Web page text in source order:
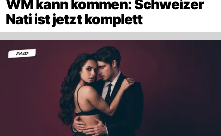
WM kann kommen: Schweizer
Nati ist jetzt komplett